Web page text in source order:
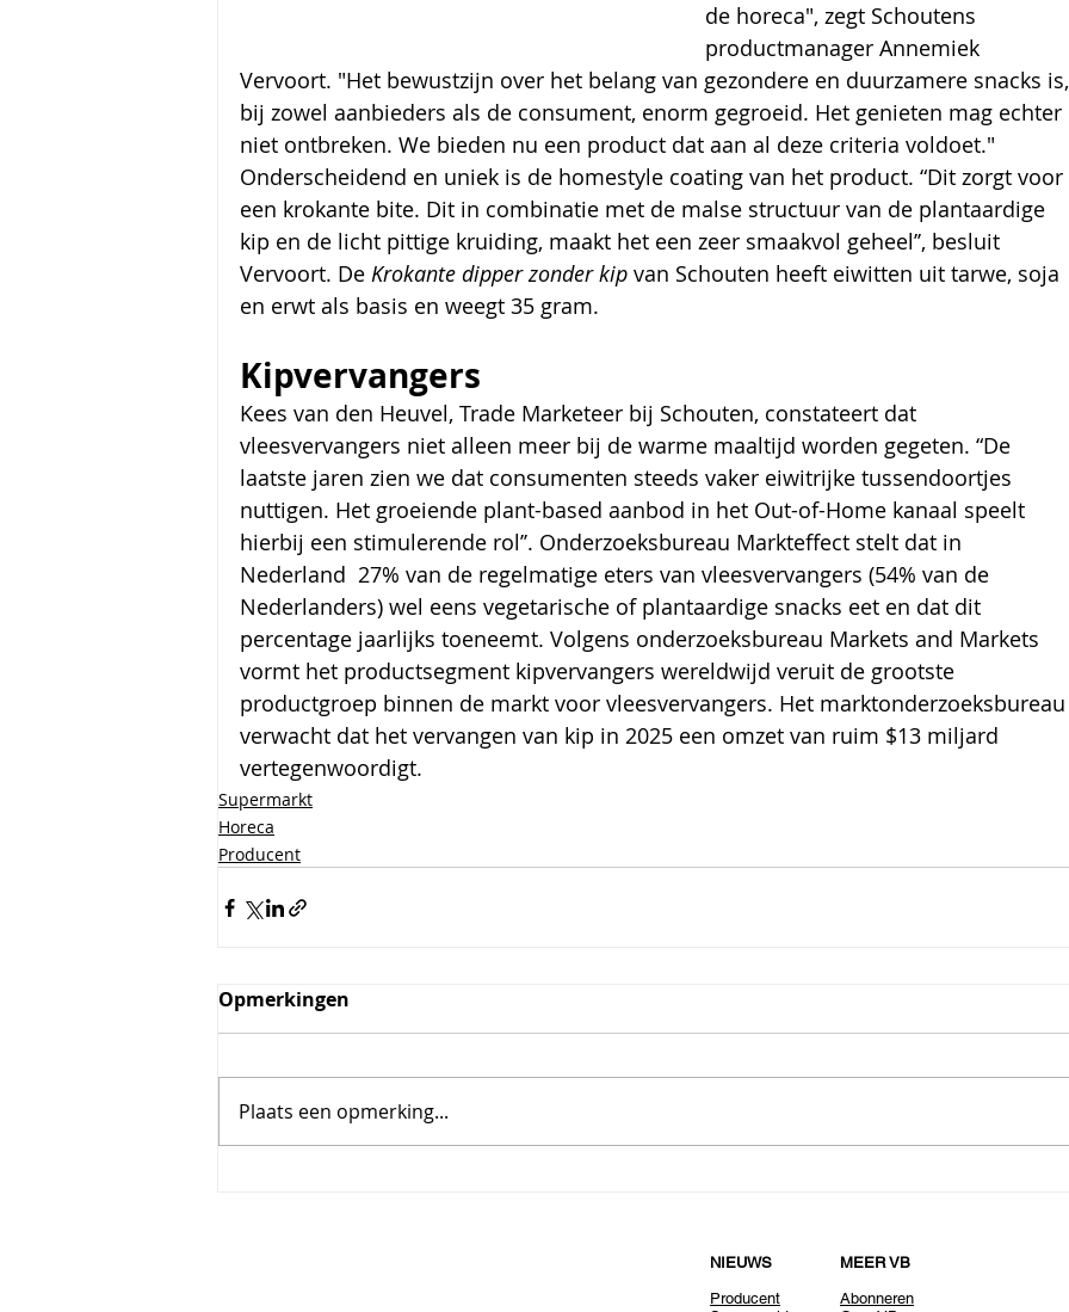
de horeca", zegt Schoutens
productmanager Annemiek
Vervoort. "Het bewustzijn over het belang van gezondere en duurzamere snacks
bij zowel aanbieders als de consument, enorm gegroeid. Het genieten mag echter
niet ontbreken. We bieden nu een product dat aan al deze criteria voldoet."
Onderscheidend en uniek is de homestyle coating van het product. “Dit zorgt voor
een krokante bite. Dit in combinatie met de malse structuur van de plantaardige
kip en de licht pittige kruiding, maakt het een zeer smaakvol geheel’’, besluit
Vervoort. De Krokante dipper zonder kip van Schouten heeft eiwitten uit tarwe, soja
en erwt als basis en weegt 35 gram.
Kipvervangers
Kees van den Heuvel, Trade Marketeer bij Schouten, constateert dat
vleesvervangers niet alleen meer bij de warme maaltijd worden gegeten. “De
laatste jaren zien we dat consumenten steeds vaker eiwitrijke tussendoortjes
nuttigen. Het groeiende plant-based aanbod in het Out-of-Home kanaal speelt
hierbij een stimulerende rol’’. Onderzoeksbureau Markteffect stelt dat in
Nederland  27% van de regelmatige eters van vleesvervangers (54% van de
Nederlanders) wel eens vegetarische of plantaardige snacks eet en dat dit
percentage jaarlijks toeneemt. Volgens onderzoeksbureau Markets and Markets
vormt het productsegment kipvervangers wereldwijd veruit de grootste
productgroep binnen de markt voor vleesvervangers. Het
verwacht dat het vervangen van kip in 2025 een omzet van ruim $13 miljard
vertegenwoordigt.
Supermarkt
Horeca
Producent
Opmerkingen
Plaats een opmerking...
NIEUWS
Producent
MEER VB
Abonneren